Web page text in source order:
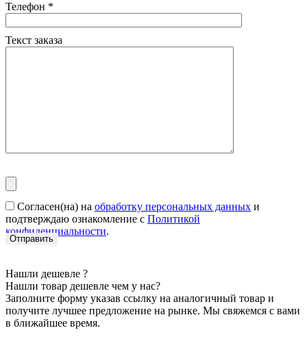
Телефон *
Текст заказа
Согласен(на) на обработку персональных данных и
подтверждаю ознакомление с Политикой
конфиденциальности.
Нашли дешевле ?
Нашли товар дешевле чем у нас?
Заполните форму указав ссылку на аналогичный товар и
получите лучшее предложение на рынке. Мы свяжемся с вами
в ближайшее время.